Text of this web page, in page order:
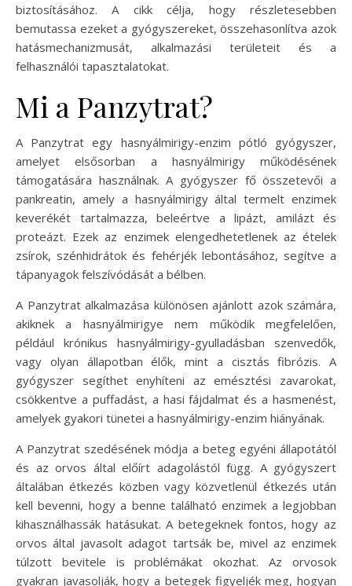
biztosításához. A cikk célja, hogy részletesebben
bemutassa ezeket a gyógyszereket, összehasonlítva azok
hatásmechanizmusát, alkalmazási területeit és a
felhasználói tapasztalatokat.
Mi a Panzytrat?
A Panzytrat egy hasnyálmirigy-enzim pótló gyógyszer,
amelyet elsősorban a hasnyálmirigy működésének
támogatására használnak. A gyógyszer fő összetevői a
pankreatin, amely a hasnyálmirigy által termelt enzimek
keverékét tartalmazza, beleértve a lipázt, amilázt és
proteázt. Ezek az enzimek elengedhetetlenek az ételek
zsírok, szénhidrátok és fehérjék lebontásához, segítve a
tápanyagok felszívódását a bélben.
A Panzytrat alkalmazása különösen ajánlott azok számára,
akiknek a hasnyálmirigye nem működik megfelelően,
például krónikus hasnyálmirigy-gyulladásban szenvedők,
vagy olyan állapotban élők, mint a cisztás fibrózis. A
gyógyszer segíthet enyhíteni az emésztési zavarokat,
csökkentve a puffadást, a hasi fájdalmat és a hasmenést,
amelyek gyakori tünetei a hasnyálmirigy-enzim hiányának.
A Panzytrat szedésének módja a beteg egyéni állapotától
és az orvos által előírt adagolástól függ. A gyógyszert
általában étkezés közben vagy közvetlenül étkezés után
kell bevenni, hogy a benne található enzimek a legjobban
kihasználhassák hatásukat. A betegeknek fontos, hogy az
orvos által javasolt adagot tartsák be, mivel az enzimek
túlzott bevitele is problémákat okozhat. Az orvosok
gyakran javasolják, hogy a betegek figyeljék meg, hogyan